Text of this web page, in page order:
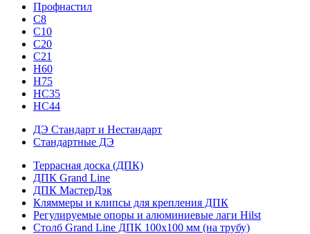
Профнастил
С8
С10
С20
С21
H60
H75
HС35
НС44
ДЭ Стандарт и Нестандарт
Стандартные ДЭ
Террасная доска (ДПК)
ДПК Grand Line
ДПК МастерДэк
Кляммеры и клипсы для крепления ДПК
Регулируемые опоры и алюминиевые лаги Hilst
Столб Grand Line ДПК 100х100 мм (на трубу)